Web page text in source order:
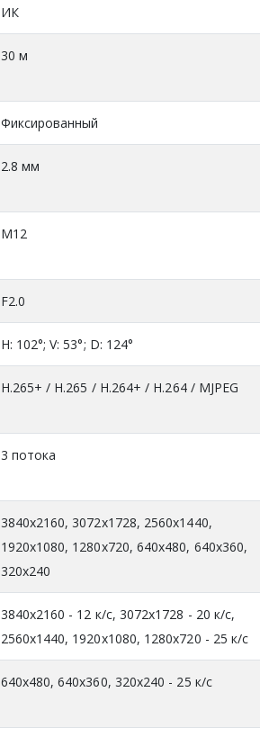
ИК
30 м
Фиксированный
2.8 мм
М12
F2.0
H: 102°; V: 53°; D: 124°
H.265+ / H.265 / H.264+ / H.264 / MJPEG
3 потока
3840x2160, 3072x1728, 2560x1440,
1920x1080, 1280x720, 640x480, 640x360,
320x240
3840x2160 - 12 к/с, 3072x1728 - 20 к/с,
2560x1440, 1920x1080, 1280x720 - 25 к/с
640x480, 640x360, 320x240 - 25 к/с